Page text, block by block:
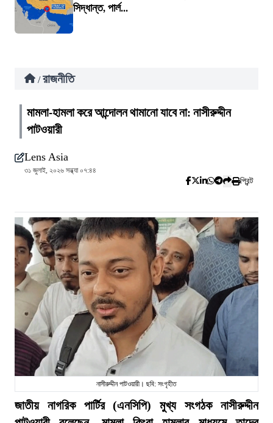
সিদ্ধান্ত, পার্ল...
/ রাজনীতি
মামলা-হামলা করে আন্দোলন থামানো যাবে না: নাসীরুদ্দীন
পাটওয়ারী
Lens Asia
৩১ জুলাই, ২০২৬ সন্ধ্যা ০৭:৪৪
প্রিন্ট
নাসীরুদ্দীন পাটওয়ারী। ছবি: সংগৃহীত
জাতীয় নাগরিক পার্টির (এনসিপি) মুখ্য সংগঠক নাসীরুদ্দীন